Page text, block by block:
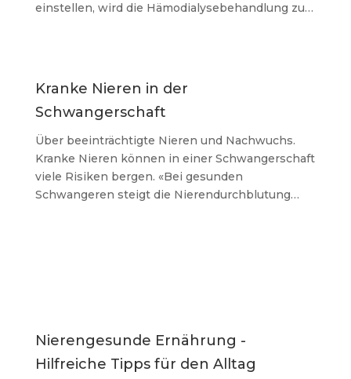
einstellen, wird die Hämodialysebehandlung zu…
Kranke Nieren in der
Schwangerschaft
Über beeinträchtigte Nieren und Nachwuchs.
Kranke Nieren können in einer Schwangerschaft
viele Risiken bergen. «Bei gesunden
Schwangeren steigt die Nierendurchblutung…
& Podcast
Nierengesunde Ernährung -
Hilfreiche Tipps für den Alltag